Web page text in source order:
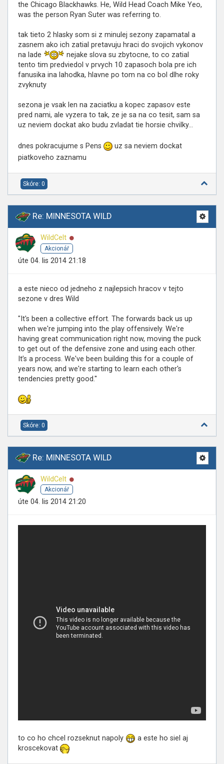
the Chicago Blackhawks. He, Wild Head Coach Mike Yeo,
was the person Ryan Suter was referring to.
tak tieto 2 hlasky som si z minulej sezony zapamatal a
zasnem ako ich zatial pretavuju hraci do svojich vykonov
na lade
nejake slova su zbytocne, to co zatial
tento tim predviedol v prvych 10 zapasoch bola pre ich
fanusika ina lahodka, hlavne po tom na co bol dlhe roky
zvyknuty
sezona je vsak len na zaciatku a kopec zapasov este
pred nami, ale vyzera to tak, ze je sa na co tesit, sam sa
uz neviem dockat ako budu zvladat tie horsie chvilky...
dnes pokracujume s Pens
uz sa neviem dockat
piatkoveho zaznamu
Skóre: 0
Re: MINNESOTA WILD
WildCelt
Akcionář
úte 04. lis 2014 21:18
a este nieco od jedneho z najlepsich hracov v tejto
sezone v dres Wild
"It's been a collective effort. The forwards back us up
when we're jumping into the play offensively. We're
having great communication right now, moving the puck
to get out of the defensive zone and using each other.
It’s a process. We've been building this for a couple of
years now, and we're starting to learn each other's
tendencies pretty good.''
Skóre: 0
Re: MINNESOTA WILD
WildCelt
Akcionář
úte 04. lis 2014 21:20
to co ho chcel rozseknut napoly
a este ho siel aj
kroscekovat